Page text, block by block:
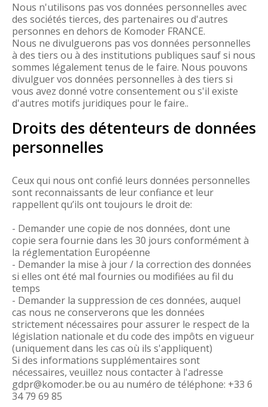
Nous n'utilisons pas vos données personnelles avec
des sociétés tierces, des partenaires ou d'autres
personnes en dehors de Komoder FRANCE.
Nous ne divulguerons pas vos données personnelles
à des tiers ou à des institutions publiques sauf si nous
sommes légalement tenus de le faire. Nous pouvons
divulguer vos données personnelles à des tiers si
vous avez donné votre consentement ou s'il existe
d'autres motifs juridiques pour le faire..
Droits des détenteurs de données
personnelles
Ceux qui nous ont confié leurs données personnelles
sont reconnaissants de leur confiance et leur
rappellent qu’ils ont toujours le droit de:
- Demander une copie de nos données, dont une
copie sera fournie dans les 30 jours conformément à
la réglementation Européenne
- Demander la mise à jour / la correction des données
si elles ont été mal fournies ou modifiées au fil du
temps
- Demander la suppression de ces données, auquel
cas nous ne conserverons que les données
strictement nécessaires pour assurer le respect de la
législation nationale et du code des impôts en vigueur
(uniquement dans les cas où ils s'appliquent)
Si des informations supplémentaires sont
nécessaires, veuillez nous contacter à l'adresse
gdpr@komoder.be ou au numéro de téléphone: +33 6
34 79 69 85